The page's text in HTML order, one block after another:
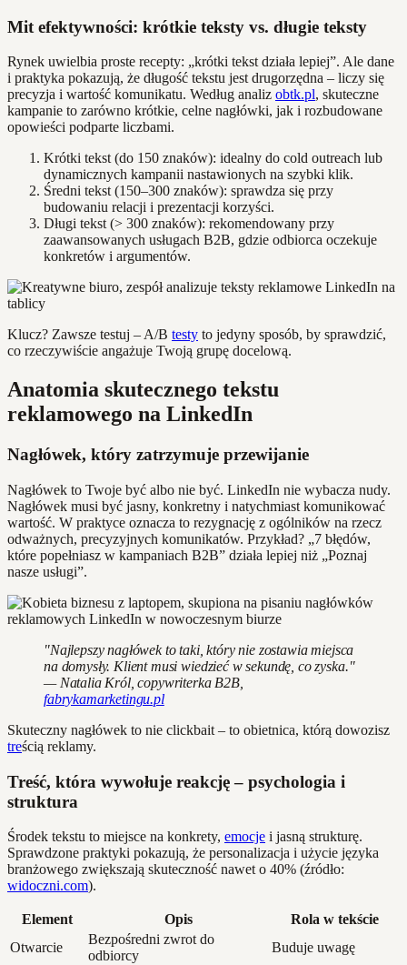
Mit efektywności: krótkie teksty vs. długie teksty
Rynek uwielbia proste recepty: „krótki tekst działa lepiej”. Ale dane
i praktyka pokazują, że długość tekstu jest drugorzędna – liczy się
precyzja i wartość komunikatu. Według analiz obtk.pl, skuteczne
kampanie to zarówno krótkie, celne nagłówki, jak i rozbudowane
opowieści podparte liczbami.
Krótki tekst (do 150 znaków): idealny do cold outreach lub
dynamicznych kampanii nastawionych na szybki klik.
Średni tekst (150–300 znaków): sprawdza się przy
budowaniu relacji i prezentacji korzyści.
Długi tekst (> 300 znaków): rekomendowany przy
zaawansowanych usługach B2B, gdzie odbiorca oczekuje
konkretów i argumentów.
Klucz? Zawsze testuj – A/B testy to jedyny sposób, by sprawdzić,
co rzeczywiście angażuje Twoją grupę docelową.
Anatomia skutecznego tekstu
reklamowego na LinkedIn
Nagłówek, który zatrzymuje przewijanie
Nagłówek to Twoje być albo nie być. LinkedIn nie wybacza nudy.
Nagłówek musi być jasny, konkretny i natychmiast komunikować
wartość. W praktyce oznacza to rezygnację z ogólników na rzecz
odważnych, precyzyjnych komunikatów. Przykład? „7 błędów,
które popełniasz w kampaniach B2B” działa lepiej niż „Poznaj
nasze usługi”.
"Najlepszy nagłówek to taki, który nie zostawia miejsca
na domysły. Klient musi wiedzieć w sekundę, co zyska."
— Natalia Król, copywriterka B2B,
fabrykamarketingu.pl
Skuteczny nagłówek to nie clickbait – to obietnica, którą dowozisz
treścią reklamy.
Treść, która wywołuje reakcję – psychologia i
struktura
Środek tekstu to miejsce na konkrety, emocje i jasną strukturę.
Sprawdzone praktyki pokazują, że personalizacja i użycie języka
branżowego zwiększają skuteczność nawet o 40% (źródło:
widoczni.com).
Element Opis
Rola w tekście
Otwarcie
Bezpośredni zwrot do
odbiorcy
Buduje uwagę